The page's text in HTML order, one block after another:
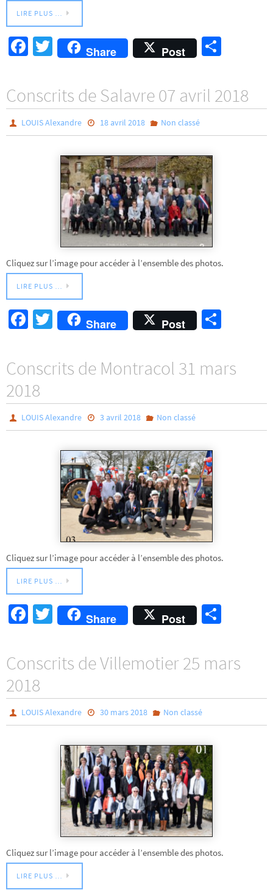
LIRE PLUS …
Fa
o
o
k
T
wi
tt
er
Share Post
ag
er
Conscrits de Salavre 07 avril 2018
LOUIS Alexandre 18 avril 2018 Non classé
Cliquez sur l’image pour accéder à l’ensemble des photos.
LIRE PLUS …
Fa
o
o
k
T
wi
tt
er
Share Post
er
Conscrits de Montracol 31 mars
2018
LOUIS Alexandre 3 avril 2018 Non classé
Cliquez sur l’image pour accéder à l’ensemble des photos.
LIRE PLUS …
Fa
o
o
k
T
wi
tt
er
Share Post
er
Conscrits de Villemotier 25 mars
2018
LOUIS Alexandre 30 mars 2018 Non classé
Cliquez sur l’image pour accéder à l’ensemble des photos.
LIRE PLUS …